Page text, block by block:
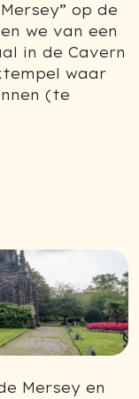
op de
we van een
in de Cavern
waar
(te
Mersey en